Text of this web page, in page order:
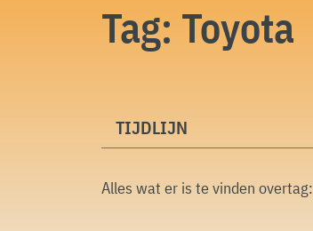
Tag: Toyota
TIJDLIJN
Alles wat er is te vinden overtag: